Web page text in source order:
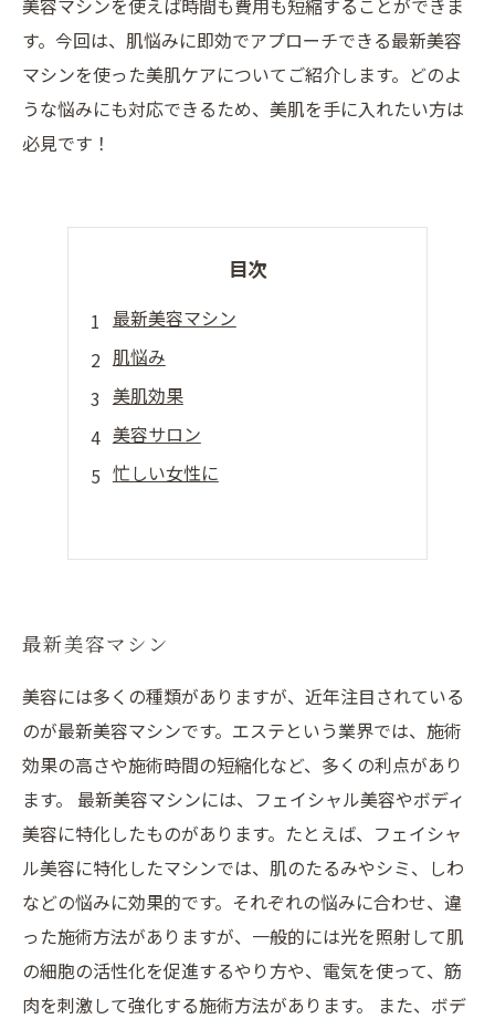
美容マシンを使えば時間も費用も短縮することができま
す。今回は、肌悩みに即効でアプローチできる最新美容
マシンを使った美肌ケアについてご紹介します。どのよ
うな悩みにも対応できるため、美肌を手に入れたい方は
必見です！
目次
最新美容マシン
肌悩み
美肌効果
美容サロン
忙しい女性に
最新美容マシン
美容には多くの種類がありますが、近年注目されている
のが最新美容マシンです。エステという業界では、施術
効果の高さや施術時間の短縮化など、多くの利点があり
ます。 最新美容マシンには、フェイシャル美容やボディ
美容に特化したものがあります。たとえば、フェイシャ
ル美容に特化したマシンでは、肌のたるみやシミ、しわ
などの悩みに効果的です。それぞれの悩みに合わせ、違
った施術方法がありますが、一般的には光を照射して肌
の細胞の活性化を促進するやり方や、電気を使って、筋
肉を刺激して強化する施術方法があります。 また、ボデ